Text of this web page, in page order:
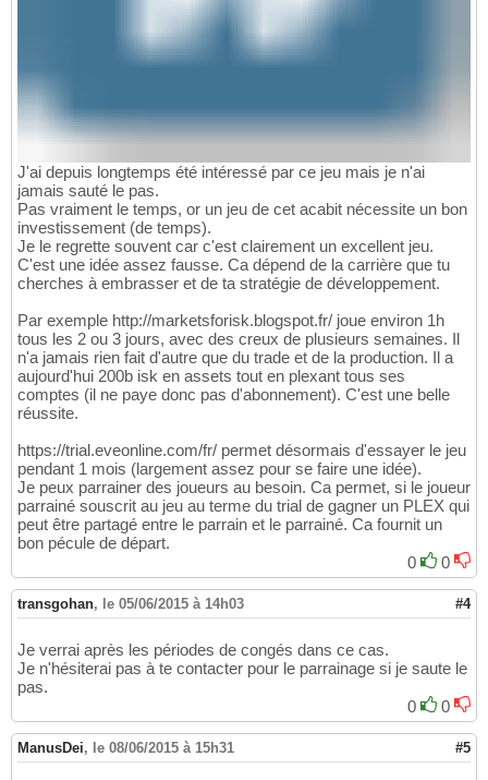
J'ai depuis longtemps été intéressé par ce jeu mais je n'ai
jamais sauté le pas.
Pas vraiment le temps, or un jeu de cet acabit nécessite un bon
investissement (de temps).
Je le regrette souvent car c'est clairement un excellent jeu.
C'est une idée assez fausse. Ca dépend de la carrière que tu
cherches à embrasser et de ta stratégie de développement.
Par exemple http://marketsforisk.blogspot.fr/ joue environ 1h
tous les 2 ou 3 jours, avec des creux de plusieurs semaines. Il
n'a jamais rien fait d'autre que du trade et de la production. Il a
aujourd'hui 200b isk en assets tout en plexant tous ses
comptes (il ne paye donc pas d'abonnement). C'est une belle
réussite.
https://trial.eveonline.com/fr/ permet désormais d'essayer le jeu
pendant 1 mois (largement assez pour se faire une idée).
Je peux parrainer des joueurs au besoin. Ca permet, si le joueur
parrainé souscrit au jeu au terme du trial de gagner un PLEX qui
peut être partagé entre le parrain et le parrainé. Ca fournit un
bon pécule de départ.
0
0
transgohan, le 05/06/2015 à 14h03 #4
Je verrai après les périodes de congés dans ce cas.
Je n'hésiterai pas à te contacter pour le parrainage si je saute le
pas.
0
0
ManusDei, le 08/06/2015 à 15h31 #5